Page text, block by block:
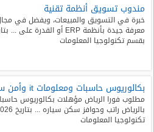
مندوب تسويق أنظمة تقنية
خبرة في التسويق والمبيعات، ويفضل في مجال
بقسم تكنولوجيا المعلومات
بكالوريوس حاسبات ومعلومات it وأمن سيبرالي
تكنولوجيا المعلومات